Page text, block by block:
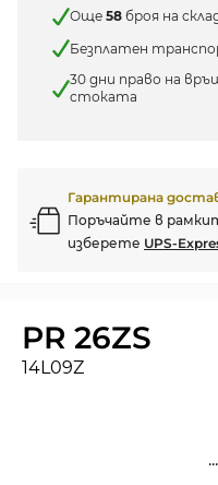
Още 58 броя на
Безплатен
30 дни право на
стоката
Гарантирана
Поръчайте в
изберете UPS-
PR 26ZS
14L09Z
...